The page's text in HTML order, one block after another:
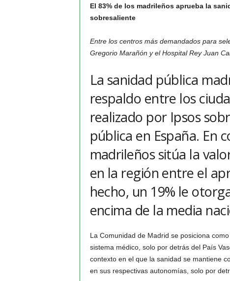
El 83% de los madrileños aprueba la
sobresaliente
Entre los centros más demandados para
Gregorio Marañón y el Hospital Rey Juan
La sanidad pública
respaldo entre los
realizado por Ipsos
pública en España. En
madrileños sitúa la
en la región entre el
hecho, un 19% le
encima de la media
La Comunidad de Madrid se posiciona
sistema médico, solo por detrás del País
contexto en el que la sanidad se mantiene
en sus respectivas autonomías, solo por